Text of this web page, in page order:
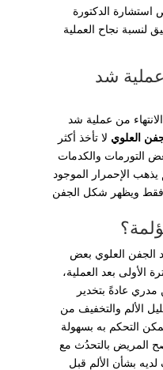
الدكتورة
لنسبة نجاح العملية
شد
من عملية شد
العلوي لا تأخذ أكثر
بعض التورمات والكدمات
ومن ثم يذهب الإحمرار الموجود
في غضون 7 أيام فقط ويظهر شكل الجفن
العلوي بعض
الأولى بعد العملية،
عادةً بتخدير
الألم والتخفيف من
التحكم به بسهولة
المريض بالتحدُث مع
بشأن الألم قبل